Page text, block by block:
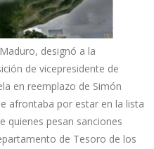
designó a la
de vicepresidente de
en reemplazo de Simón
afrontaba por estar en la lista
quienes pesan sanciones
de Tesoro de los